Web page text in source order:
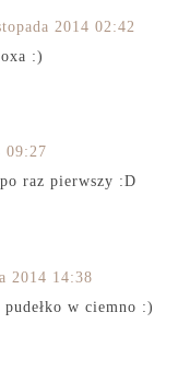
2014 02:42
:)
09:27
raz pierwszy :D
2014 14:38
w ciemno :)